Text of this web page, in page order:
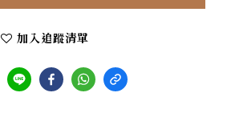
加入追蹤清單